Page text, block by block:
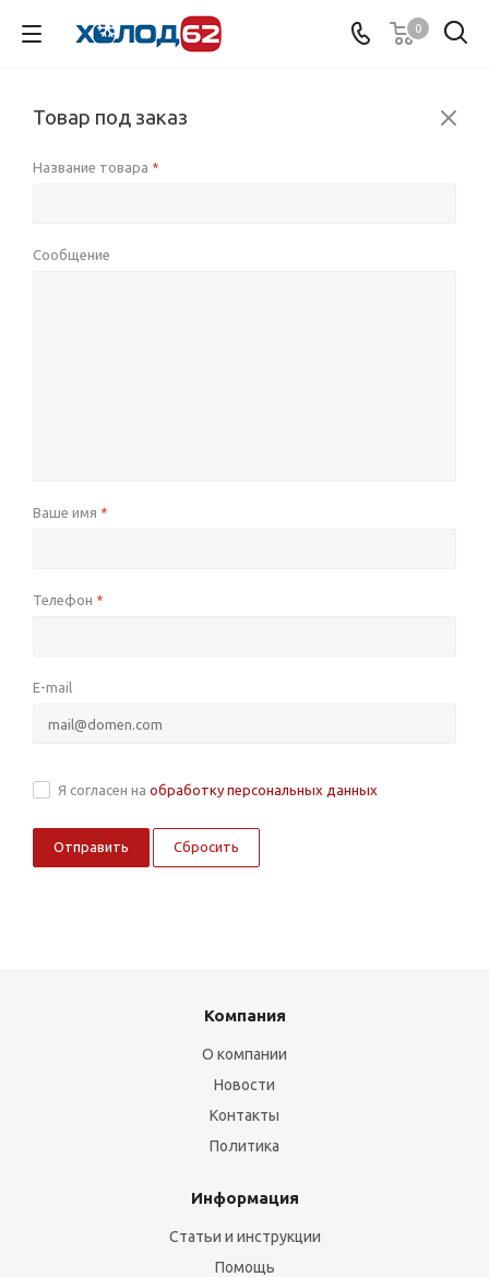
0
Товар под заказ
Название товара *
Сообщение
Ваше имя *
Телефон *
E-mail
Я согласен на обработку персональных данных
Сбросить
Компания
О компании
Новости
Контакты
Политика
Информация
Статьи и инструкции
Помощь